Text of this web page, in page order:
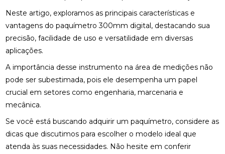
Neste artigo, exploramos as principais características e
vantagens do paquímetro 300mm digital, destacando sua
precisão, facilidade de uso e versatilidade em diversas
aplicações.
A importância desse instrumento na área de medições não
pode ser subestimada, pois ele desempenha um papel
crucial em setores como engenharia, marcenaria e
mecânica.
Se você está buscando adquirir um paquímetro, considere as
dicas que discutimos para escolher o modelo ideal que
atenda às suas necessidades. Não hesite em conferir